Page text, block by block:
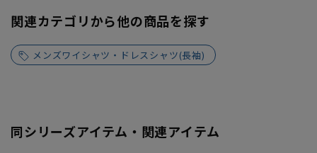
関連カテゴリから他の商品を探す
メンズワイシャツ・ドレスシャツ(長袖)
同シリーズアイテム・関連アイテム